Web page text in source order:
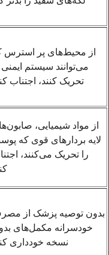
از محیط‌های پر استرس
می‌توانند سیستم ایمنی
تحریک کنند، اجتناب
از مواد شیمیایی،
لایه بردارهای قوی که
را تحریک می‌کنند،
بدون توصیه پزشک از
خودسرانه مکمل‌های
نسخه خودداری